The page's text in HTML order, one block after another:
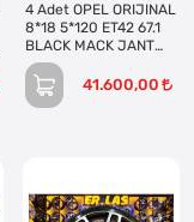
4 Adet OPEL ORIJINAL
8*18 5*120 ET42 67.1
BLACK MACK JANT
REVİZE EDİLMİŞ
(Takım)
41.600,00